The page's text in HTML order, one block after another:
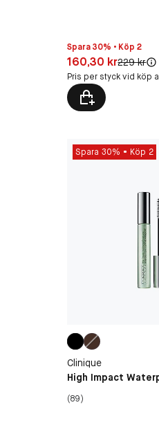
Spara 30% • Köp 2
Pris: 160,30 kr
160,30 krOriginal
229 kr
Pris per styck vid köp
Spara 30% Köp 2
Clinique
High Impact
(89)